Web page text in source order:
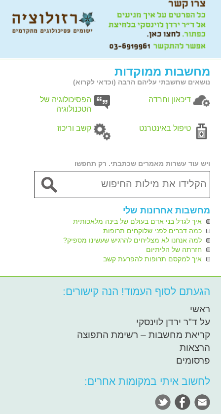
מחשבות ממוקדות
נושאים שחשבתי עליהם הרבה (וכדאי לקרוא)
דיכאון וחרדה
הפסיכולוגיה של
הטכנולוגיה
טיפול באינטרנט קשב וריכוז
ויש עוד עשרות מאמרים שכתבתי. רק תחפשו
מחשבות אחרונות שלי
איך לגדל בני אדם בעולם של בינה מלאכותית
כמה דברים לפני שלוקחים תרופות
למה אנחנו לא מצליחים להרגיש שעשינו מספיק?
חזרתה של הליתיום
איך למקסם תרופות להפרעת קשב
הגעתם לסוף העמוד! הנה קישורים:
ראשי
על ד"ר ירדן לוינסקי
קריאת מחשבות – רשימת התפוצה
הרצאות
פרסומים
לחשוב איתי במקומות אחרים: